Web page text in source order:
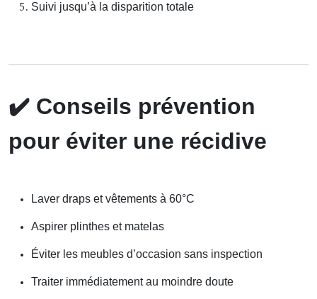
Suivi jusqu’à la disparition totale
✔️ Conseils prévention
pour éviter une récidive
Laver draps et vêtements à 60°C
Aspirer plinthes et matelas
Éviter les meubles d’occasion sans inspection
Traiter immédiatement au moindre doute